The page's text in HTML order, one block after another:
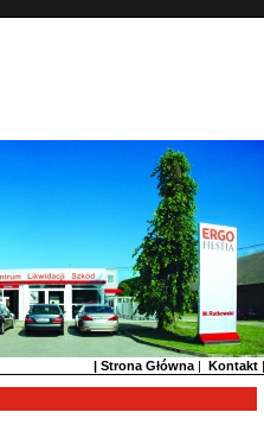
| Strona Główna | Kontakt |